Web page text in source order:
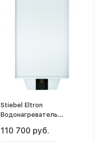
Stiebel Eltron
Водонагреватель
PSH 80 Universal EL
110 700 руб.